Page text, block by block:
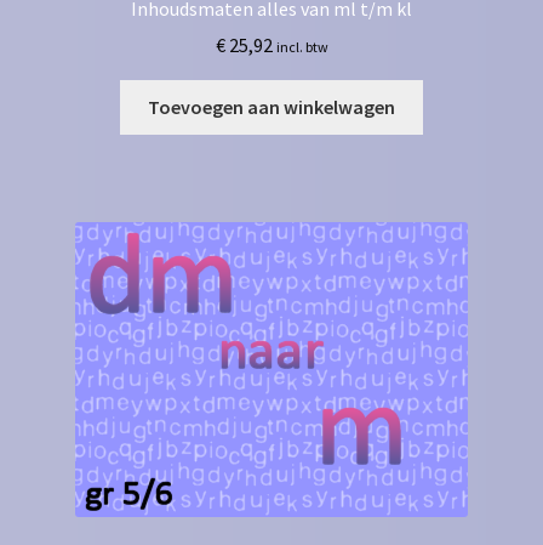
Inhoudsmaten alles van ml t/m kl
€25,92 incl. btw
Toevoegen aan winkelwagen